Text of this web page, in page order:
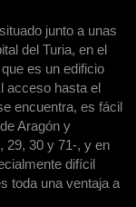
junto a unas
del Turia, en el
es un edificio
acceso hasta el
encuentra, es fácil
Aragón y
29, 30 y 71-, y en
difícil
toda una ventaja a